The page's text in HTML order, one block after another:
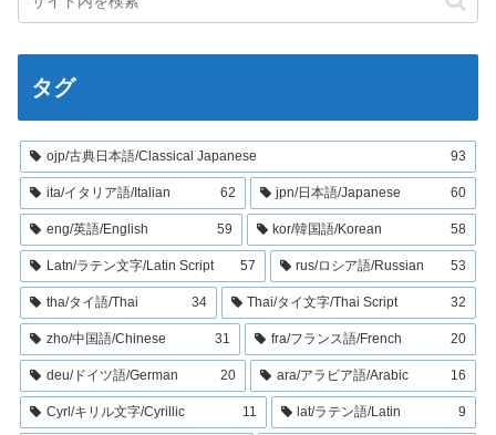
タグ
ojp/古典日本語/Classical Japanese 93
ita/イタリア語/Italian 62 jpn/日本語/Japanese 60
eng/英語/English 59 kor/韓国語/Korean 58
Latn/ラテン文字/Latin Script 57 rus/ロシア語/Russian 53
tha/タイ語/Thai 34 Thai/タイ文字/Thai Script 32
zho/中国語/Chinese 31 fra/フランス語/French 20
deu/ドイツ語/German 20 ara/アラビア語/Arabic 16
Cyrl/キリル文字/Cyrillic 11 lat/ラテン語/Latin 9